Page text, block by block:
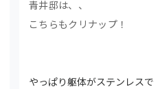
青井邸は、、
こちらもクリナップ！
やっぱり躯体がステンレスで